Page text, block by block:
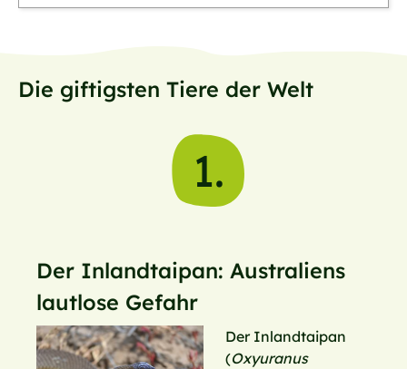
Die giftigsten Tiere der Welt
1.
Der Inlandtaipan: Australiens
lautlose Gefahr
Der Inlandtaipan
(Oxyuranus